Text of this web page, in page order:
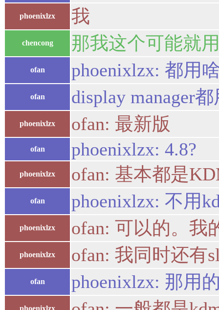
phoenixlzx 我
chencong 那我这个可能就
ofan phoenixlzx: 都用
ofan display manager
phoenixlzx ofan: 最新版
ofan phoenixlzx: 4.8?
phoenixlzx ofan: 基本都是
ofan phoenixlzx: 不用
phoenixlzx ofan: 可以的。我
phoenixlzx ofan: 我同时还有
ofan phoenixlzx: 那用
phoenixlzx